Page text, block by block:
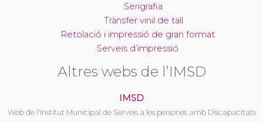
Serigrafia
Trànsfer vinil de tall
Retolació i impressió de gran format
Serveis d’impressió
Altres webs de l’IMSD
IMSD
Web de l'Institut Municipal de Serveis a les persones amb Discapacitats